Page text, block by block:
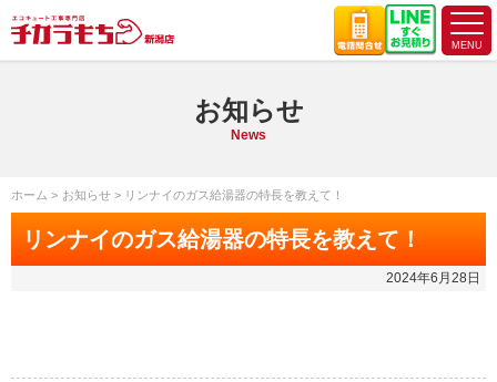
お知らせ
News
ホーム お知らせ リンナイのガス給湯器の特長を教えて！
リンナイのガス給湯器の特長を教えて！
2024年6月28日